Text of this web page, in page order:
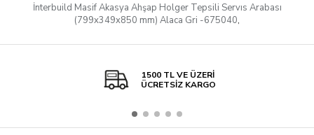
İnterbuild Masif Akasya Ahşap Holger Tepsili Servıs Arabası
(799x349x850 mm) Alaca Gri -675040,
1500 TL VE ÜZERİ
ÜCRETSİZ KARGO